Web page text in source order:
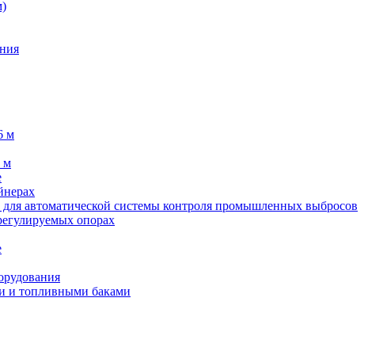
м
м
автоматической системы контроля промышленных выбросов
опорах
и топливными баками